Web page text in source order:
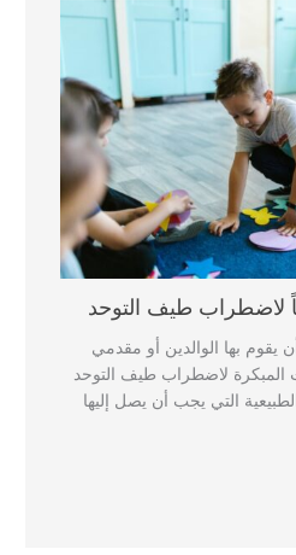
لاضطراب طيف التوحد
يقوم بها الوالدين أو مقدمي
المبكرة لاضطراب طيف التوحد
التي يجب أن يصل إليها